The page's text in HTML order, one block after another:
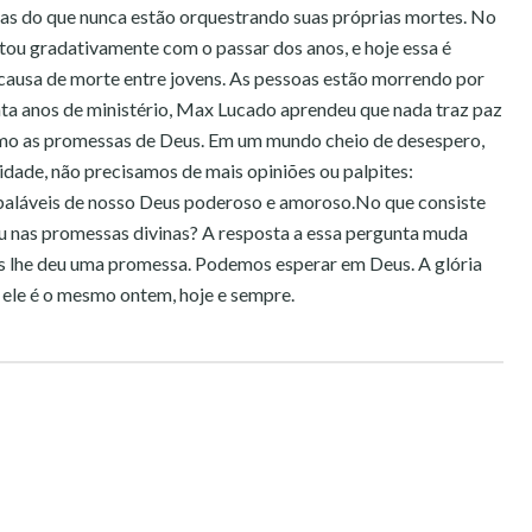
do que nunca estão orquestrando suas próprias mortes. No
gradativamente com o passar dos anos, e hoje essa é
de morte entre jovens. As pessoas estão morrendo por
anos de ministério, Max Lucado aprendeu que nada traz paz
as promessas de Deus. Em um mundo cheio de desespero,
não precisamos de mais opiniões ou palpites:
de nosso Deus poderoso e amoroso.No que consiste
promessas divinas? A resposta a essa pergunta muda
deu uma promessa. Podemos esperar em Deus. A glória
é o mesmo ontem, hoje e sempre.